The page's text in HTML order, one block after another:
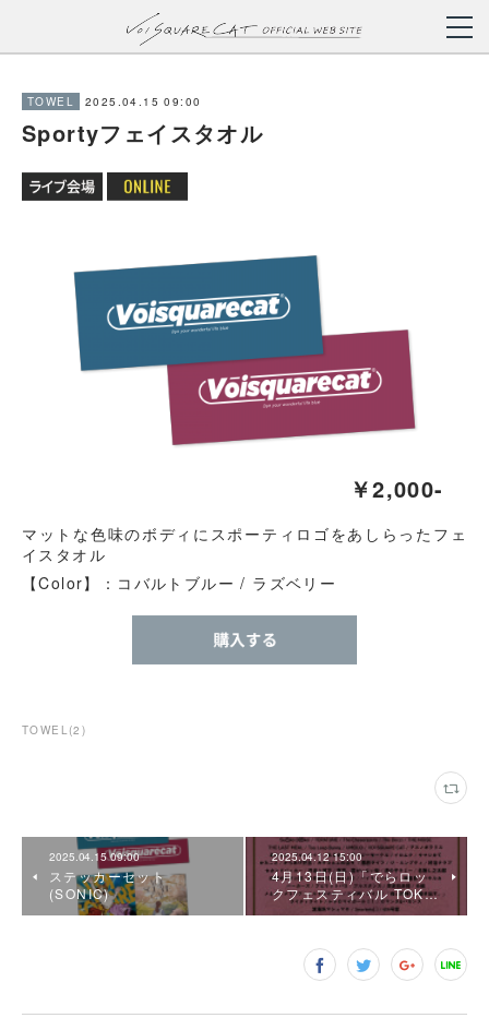
TOWEL 2025.04.15 09:00
Sportyフェイスタオル
￥2,000-
マットな色味のボディにスポーティロゴをあしらったフェ
イスタオル
【Color】：コバルトブルー / ラズベリー
TOWEL(2 )
2025.04.15 09:00
ステッカーセット
(SONIC)
2025.04.12 15:00
4月13日(日)「でらロッ
クフェスティバル TOK…